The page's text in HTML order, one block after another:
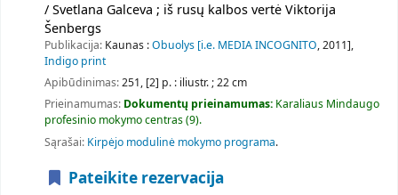
/ Svetlana Galceva ; iš rusų kalbos vertė Viktorija
Šenbergs
Publikacija: Kaunas :Obuolys [i.e. MEDIA INCOGNITO, 2011],
Indigo print
Apibūdinimas:251, [2] p. : iliustr. ; 22 cm
Prieinamumas: Dokumentų prieinamumas: Karaliaus Mindaugo
profesinio mokymo centras(9).
Sąrašai: Kirpėjo modulinė mokymo programa.
Pateikite rezervacija